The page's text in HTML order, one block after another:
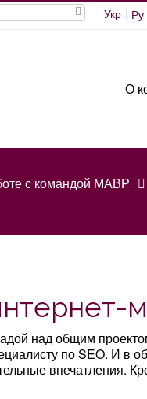
Укр Ру
О
с командой МАВР
над общим
по SEO. И в
впечатления.